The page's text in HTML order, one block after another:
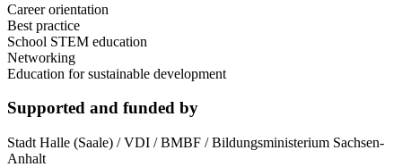
Career orientation
Best practice
School STEM education
Networking
Education for sustainable development
Supported and funded by
Stadt Halle (Saale) / VDI / BMBF / Bildungsministerium Sachsen-
Anhalt